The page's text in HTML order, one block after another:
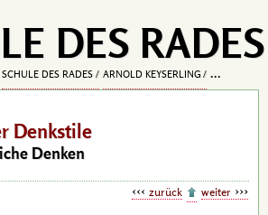
DES RADES
SCHULE DES RADES ARNOLD KEYSERLING
Denkstile
Denken
zurück weiter